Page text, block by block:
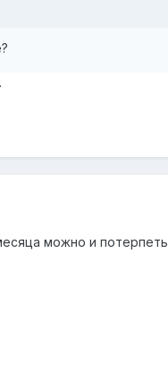
можно и потерпеть